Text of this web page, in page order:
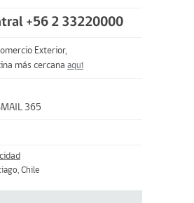
+56 2 33220000
Exterior,
más cercana aquí
365
Chile